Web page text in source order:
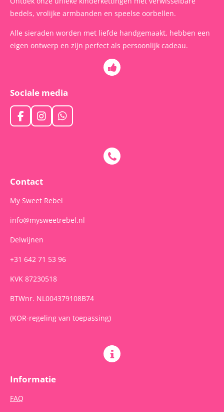
bedels, vrolijke armbanden en speelse oorbellen.
Alle sieraden worden met liefde handgemaakt, hebben een
eigen ontwerp en zijn perfect als persoonlijk cadeau.
Sociale media
F
a
k
I
n
r
a
m
W
h
Contact
My Sweet Rebel
info@mysweetrebel.nl
Delwijnen
+31 642 71 53 96
KVK 87230518
BTWnr. NL004379108B74
(KOR-regeling van toepassing)
Informatie
FAQ